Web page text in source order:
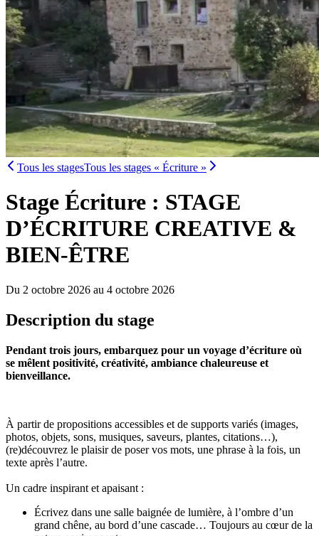
Tous les stagesTous les stages « Écriture »
Stage Écriture : STAGE
D’ÉCRITURE CREATIVE &
BIEN-ÊTRE
Du 2 octobre 2026 au 4 octobre 2026
Description du stage
Pendant trois jours, embarquez pour un voyage d’écriture où
se mêlent positivité, créativité, ambiance chaleureuse et
bienveillance.
À partir de propositions accessibles et de supports variés (images,
photos, objets, sons, musiques, saveurs, plantes, citations…),
(re)découvrez le plaisir de poser vos mots, une phrase à la fois, un
texte après l’autre.
Un cadre inspirant et apaisant :
Écrivez dans une salle baignée de lumière, à l’ombre d’un
grand chêne, au bord d’une cascade… Toujours au cœur de la